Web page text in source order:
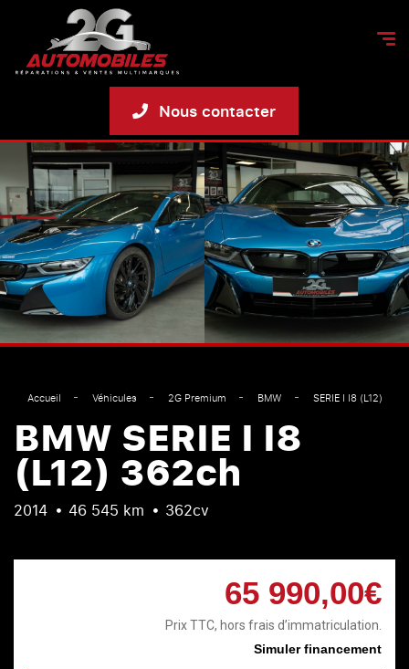
Nous contacter
Accueil Véhicules 2G Premium BMW SERIE I I8 (L12)
BMW SERIE I I8
(L12) 362ch
2014 46 545 km 362cv
65 990,00€
Prix TTC, hors frais d’immatriculation.
Simuler financement